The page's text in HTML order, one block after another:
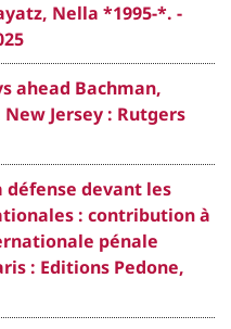
Nella *1995-*. -
ahead Bachman,
Jersey : Rutgers
devant les
: contribution à
pénale
: Editions Pedone,